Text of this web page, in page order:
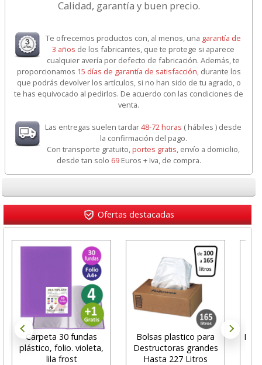
Calidad, garantía y buen precio.
Te ofrecemos productos con, al menos, una garantía de
3 años de los fabricantes, que te protege si aparece
cualquier avería por defecto de fabricación. Además, te
proporcionamos 15 días de garantía de satisfacción, durante los
que podrás devolver los artículos, si no han sido de tu agrado, o
te has equivocado al pedirlos. De acuerdo con las condiciones de
venta.
Las entregas suelen tardar48-72 horas ( hábiles ) desde
la confirmación del pago.
Con transporte gratuito,portes gratis, envío a domicilio,
desde tan solo 69Euros + Iva, de compra.
Ofertas destacadas
Carpeta 30 fundas
plástico, folio. violeta,
lila frost
Bolsas plastico para
Destructoras grandes
Hasta 227 Litros